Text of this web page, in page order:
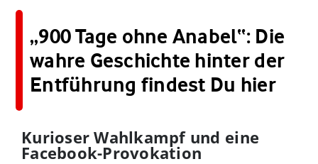
„900 Tage ohne Anabel“: Die
wahre Geschichte hinter der
Entführung findest Du hier
Kurioser Wahlkampf und eine
Facebook-Provokation